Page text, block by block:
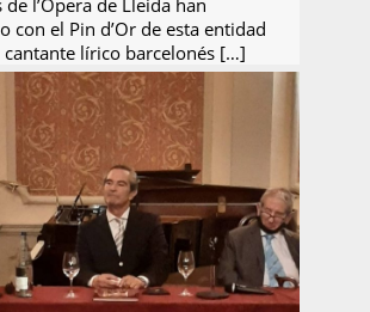
de l’Òpera de Lleida han
con el Pin d’Or de esta entidad
lírico barcelonés […]